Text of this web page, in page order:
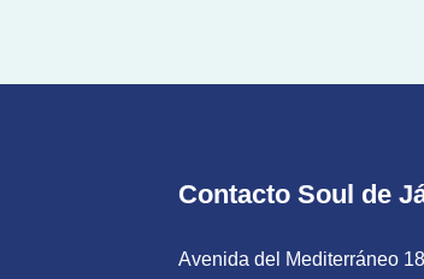
Contacto Soul de
Avenida del Mediterráneo